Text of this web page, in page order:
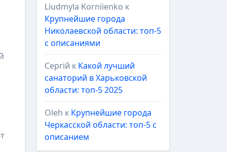
Liudmyla Korniienko к
Крупнейшие города
Николаевской области: топ-5
с описаниями
Сергій к Какой лучший
санаторий в Харьковской
области: топ-5 2025
Oleh к Крупнейшие города
Черкасской области: топ-5 с
описанием